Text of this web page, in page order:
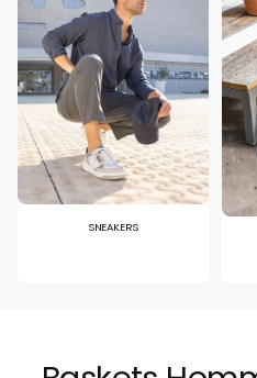
SNEAKERS